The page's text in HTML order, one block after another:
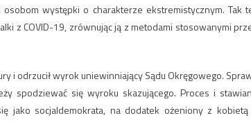
występki o charakterze ekstremistycznym. Tak
z COVID-19, zrównując ją z metodami stosowanymi
i odrzucił wyrok uniewinniający Sądu Okręgowego.
spodziewać się wyroku skazującego. Proces i
jako socjaldemokrata, na dodatek ożeniony z